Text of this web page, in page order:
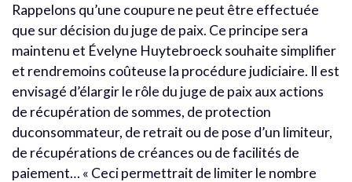
Rappelons qu’une coupure ne peut être effectuée
que sur décision du juge de paix. Ce principe sera
maintenu et Évelyne Huytebroeck souhaite simplifier
et rendremoins coûteuse la procédure judiciaire. Il est
envisagé d’élargir le rôle du juge de paix aux actions
de récupération de sommes, de protection
duconsommateur, de retrait ou de pose d’un limiteur,
de récupérations de créances ou de facilités de
paiement… « Ceci permettrait de limiter le nombre